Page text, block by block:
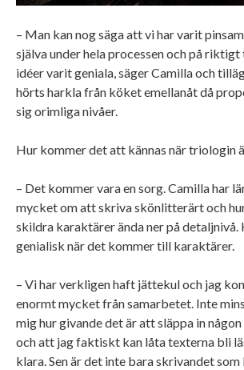
– Man kan nog säga att vi har varit
själva under hela processen och på
idéer varit geniala, säger Camilla och
hörts harkla från köket emellanåt då
sig orimliga nivåer.
Hur kommer det att kännas när triologin
– Det kommer vara en sorg. Camilla har
mycket om att skriva skönlitterärt och
skildra karaktärer ända ner på detaljnivå.
genialisk när det kommer till karaktärer.
– Vi har verkligen haft jättekul och jag
enormt mycket från samarbetet. Inte
mig hur givande det är att släppa in
och att jag faktiskt kan låta texterna bli
klara. Sen är det inte bara skrivandet